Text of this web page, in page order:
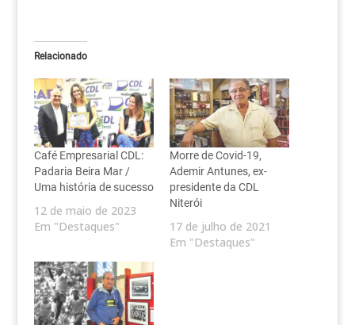
Relacionado
Café Empresarial CDL:
Padaria Beira Mar /
Uma história de sucesso
12 de maio de 2023
Em "Destaques"
Morre de Covid-19,
Ademir Antunes, ex-
presidente da CDL
Niterói
17 de julho de 2021
Em "Destaques"